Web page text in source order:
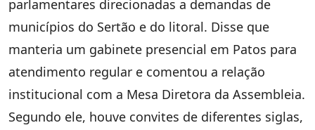
parlamentares direcionadas a demandas de
municípios do Sertão e do litoral. Disse que
manteria um gabinete presencial em Patos para
atendimento regular e comentou a relação
institucional com a Mesa Diretora da Assembleia.
Segundo ele, houve convites de diferentes siglas,